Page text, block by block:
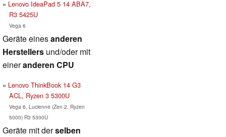
Lenovo IdeaPad 5 14 ABA7,
R3 5425U
Vega 6
Geräte einesanderen
Herstellers und/oder mit
eineranderen CPU
Lenovo ThinkBook 14 G3
ACL, Ryzen 3 5300U
Vega 6, Lucienne (Zen 2, Ryzen
5000) R3 5300U
Geräte mit derselben